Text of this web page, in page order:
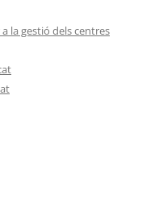
la gestió dels centres